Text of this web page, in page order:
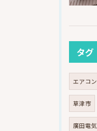
タグ
エアコン
草津市
廣田電気